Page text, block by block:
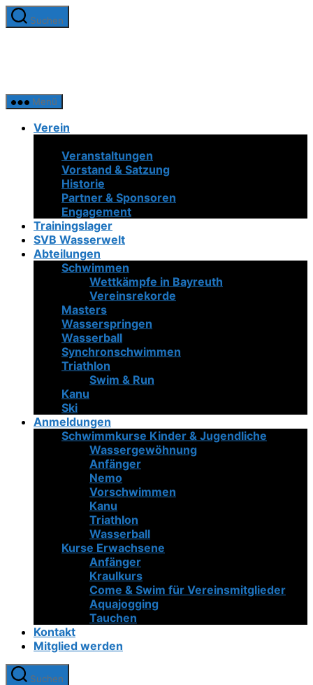
Zum
InhaltSuchen
Menü
Verein
Veranstaltungen
Vorstand & Satzung
Historie
Partner & Sponsoren
Engagement
Trainingslager
SVB Wasserwelt
Abteilungen
Schwimmen
Wettkämpfe in Bayreuth
Vereinsrekorde
Masters
Wasserspringen
Wasserball
Synchronschwimmen
Triathlon
Swim & Run
Kanu
Ski
Anmeldungen
Schwimmkurse Kinder & Jugendliche
Wassergewöhnung
Anfänger
Nemo
Vorschwimmen
Kanu
Triathlon
Wasserball
Kurse Erwachsene
Anfänger
Kraulkurs
Come & Swim für Vereinsmitglieder
Aquajogging
Tauchen
Kontakt
Mitglied werden
Suchen